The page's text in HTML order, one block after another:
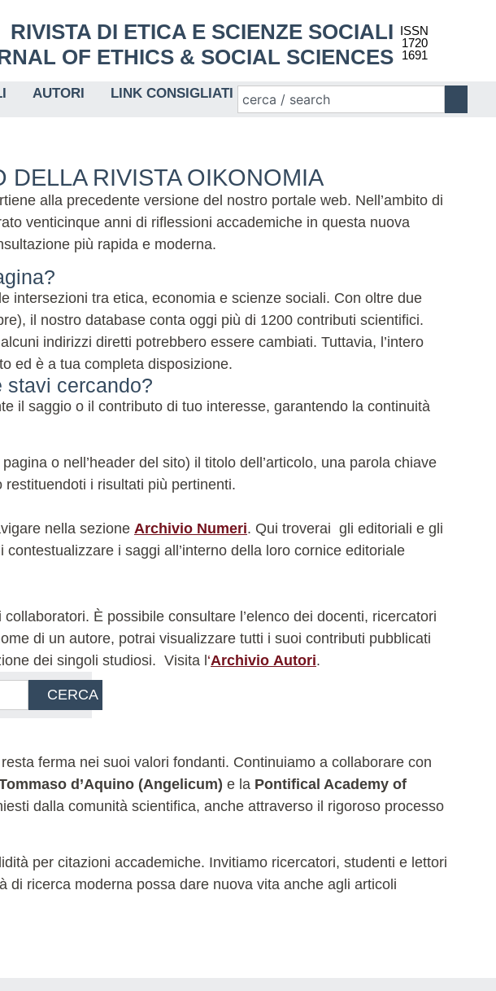
RIVISTA DI ETICA E SCIENZE SOCIALI
OF ETHICS & SOCIAL SCIENCES
ISSN
1720
1691
AUTORI LINK CONSIGLIATI
RIVISTA OIKONOMIA
alla precedente versione del nostro portale web. Nell’ambito di
venticinque anni di riflessioni accademiche in questa nuova
più rapida e moderna.
intersezioni tra etica, economia e scienze sociali. Con oltre due
il nostro database conta oggi più di 1200 contributi scientifici.
indirizzi diretti potrebbero essere cambiati. Tuttavia, l’intero
ed è a tua completa disposizione.
stavi cercando?
il saggio o il contributo di tuo interesse, garantendo la continuità
o nell’header del sito) il titolo dell’articolo, una parola chiave
i risultati più pertinenti.
nella sezione Archivio Numeri. Qui troverai gli editoriali e gli
i saggi all’interno della loro cornice editoriale
È possibile consultare l’elenco dei docenti, ricercatori
di un autore, potrai visualizzare tutti i suoi contributi pubblicati
dei singoli studiosi. Visita l‘Archivio Autori.
CERCA
ferma nei suoi valori fondanti. Continuiamo a collaborare con
d’Aquino (Angelicum) e la Pontifical Academy of
dalla comunità scientifica, anche attraverso il rigoroso processo
per citazioni accademiche. Invitiamo ricercatori, studenti e lettori
di ricerca moderna possa dare nuova vita anche agli articoli